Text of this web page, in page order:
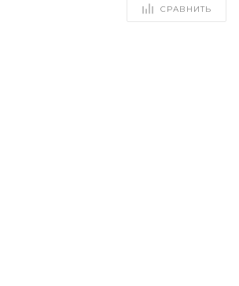
СРАВНИТЬ